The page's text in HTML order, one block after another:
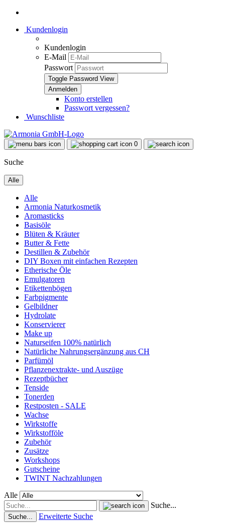
Kundenlogin
Kundenlogin
E-Mail
Passwort
Toggle Password View
Konto erstellen
Passwort vergessen?
Wunschliste
0
Suche
Alle
Alle
Armonia Naturkosmetik
Aromasticks
Basisöle
Blüten & Kräuter
Butter & Fette
Destillen & Zubehör
DIY Boxen mit einfachen Rezepten
Etherische Öle
Emulgatoren
Etikettenbögen
Farbpigmente
Gelbildner
Hydrolate
Konservierer
Make up
Naturseifen 100% natürlich
Natürliche Nahrungsergänzung aus CH
Parfümöl
Pflanzenextrakte- und Auszüge
Rezeptbücher
Tenside
Tonerden
Restposten - SALE
Wachse
Wirkstoffe
Wirkstofföle
Zubehör
Zusätze
Workshops
Gutscheine
TWINT Nachzahlungen
Alle
Suche...
Suche... Erweiterte Suche